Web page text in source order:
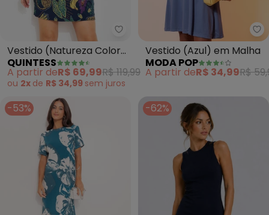
Quintess - Vestido (Natureza
Vestido (Natureza Color)
em Malha de Viscose
QUINTESS
A partir deR$ 69,99R$ 119,99
ou 2x de R$ 34,99 sem juros
Vestido (Azul) em Malha
MODA POP
A partir deR$ 34,99R$
-53% -62%